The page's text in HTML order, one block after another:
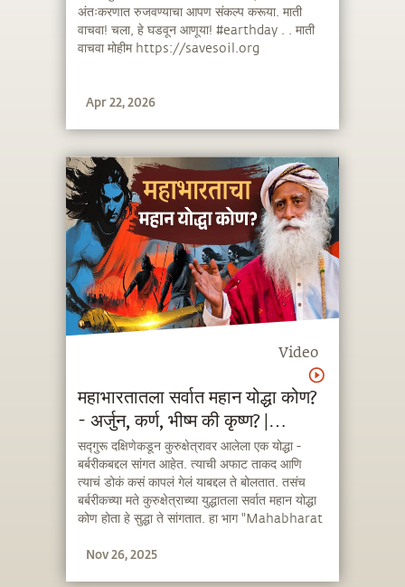
#पृथ्वीदिन
अंतःकरणात रुजवण्याचा आपण संकल्प करूया. माती
वाचवा! चला, हे घडवून आणूया! #earthday . . माती
वाचवा मोहीम https://savesoil.org
Apr 22, 2026
Video
महाभारतातला सर्वात महान योद्धा कोण?
- अर्जुन, कर्ण, भीष्म की कृष्ण? |
Mahabharat’s Greatest
Warrior
सद्गुरू दक्षिणेकडून कुरुक्षेत्रावर आलेला एक योद्धा -
बर्बरीकबद्दल सांगत आहेत. त्याची अफाट ताकद आणि
त्याचं डोकं कसं कापलं गेलं याबद्दल ते बोलतात. तसंच
बर्बरीकच्या मते कुरुक्षेत्राच्या युद्धातला सर्वात महान योद्धा
कोण होता हे सुद्धा ते सांगतात. हा भाग "Mahabharat
घेतलाय. पूर्ण सिरीज बघण्यासाठी Sadhguru
Nov 26, 2025